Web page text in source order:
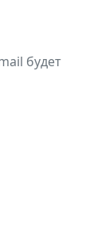
будет